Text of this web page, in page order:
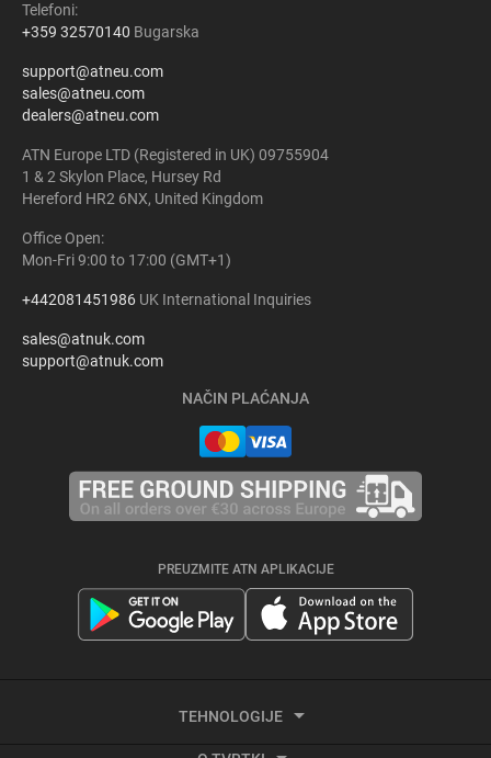
Telefoni:
+359 32570140 Bugarska
support@atneu.com
sales@atneu.com
dealers@atneu.com
ATN Europe LTD (Registered in UK) 09755904
1 & 2 Skylon Place, Hursey Rd
Hereford HR2 6NX, United Kingdom
Office Open:
Mon-Fri 9:00 to 17:00 (GMT+1)
+442081451986 UK International Inquiries
sales@atnuk.com
support@atnuk.com
NAČIN PLAĆANJA
PREUZMITE ATN APLIKACIJE
TEHNOLOGIJE